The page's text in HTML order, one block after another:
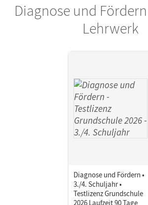
Herausgeber/-in
Schurf, Bernd; Wagener, Andrea
Lessing, Michael; Hahnemann, Stefan;
Diagnose und
Lehrwerk
Diagnose und Fördern •
3./4. Schuljahr •
Testlizenz Grundschule
2026 Laufzeit 90 Tage